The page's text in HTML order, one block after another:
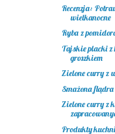
Recenzja:
wielkanocne
Ryba z
Tajskie placki
groszkiem
Zielone curry z
Smażona flądra
Zielone curry z
Produkty